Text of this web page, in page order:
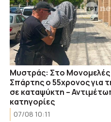
Μυστράς: Στο Μονομελές
Σπάρτης ο 55χρονος για
σε καταψύκτη –
κατηγορίες
07/08 10:11